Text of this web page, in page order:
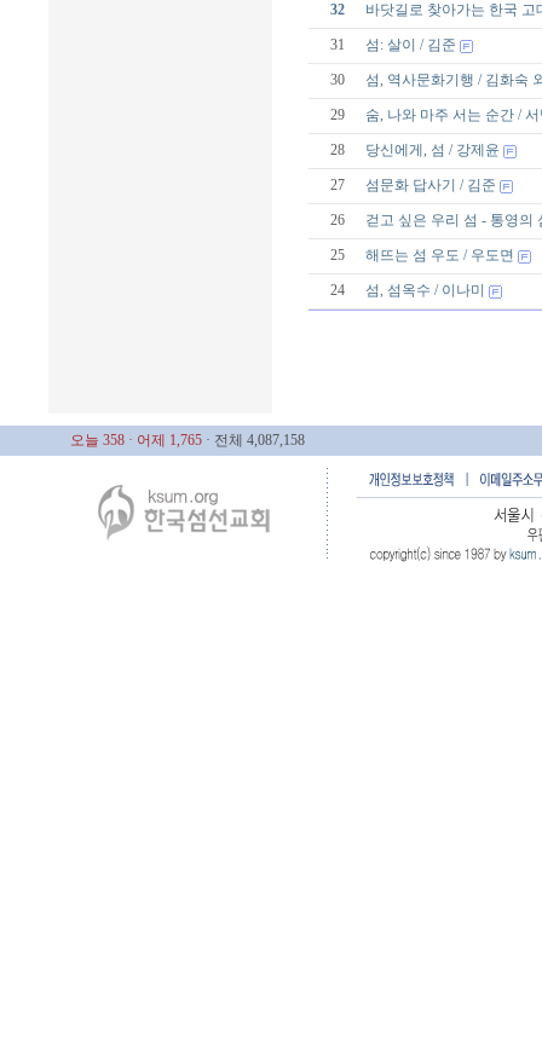
32 바닷길로 찾아가는 한국 고
31 섬: 살이 / 김준
30 섬, 역사문화기행 / 김화숙
29 숨, 나와 마주 서는 순간 /
28 당신에게, 섬 / 강제윤
27 섬문화 답사기 / 김준
26 걷고 싶은 우리 섬 - 통영의
25 해뜨는 섬 우도 / 우도면
24 섬, 섬옥수 / 이나미
오늘 358 · 어제 1,765 · 전체 4,087,158